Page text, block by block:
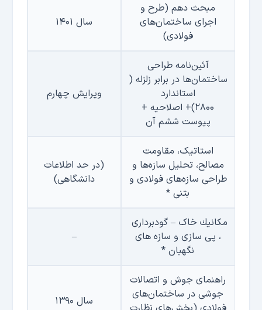
مبحث دهم (طرح و
اجرای ساختمان‌های
فولادی)
سال ۱۴۰۱
آئین‌نامه طراحی
ساختمان‌ها در برابر زلزله (
استاندارد
۲۸۰۰) + اصلاحیه +
پیوست ششم آن
ویرایش چهارم
استاتیک، مقاومت
مصالح، تحليل سازه‌ها و
طراحی سازه‌های فولادی و
بتنی *
(در حد اطلاعات
دانشگاهی)
مكانیك خاک – گودبرداری
، پی سازی و سازه های
نگهبان *
–
راهنمای جوش و اتصالات
جوشی در ساختمان‌های
سال ۱۳۹۰